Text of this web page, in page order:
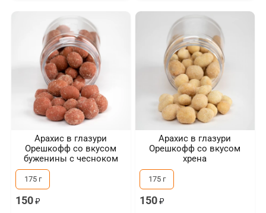
Арахис в глазури
Орешкофф со вкусом
буженины с чесноком
175 г
150
Арахис в глазури
Орешкофф со вкусом
хрена
175 г
150